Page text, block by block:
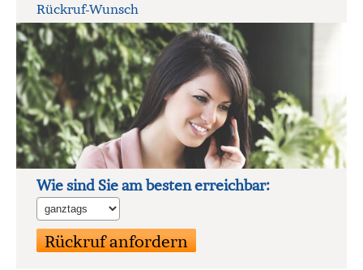
Rück­ruf-Wunsch
Wie sind Sie am besten erreichbar: